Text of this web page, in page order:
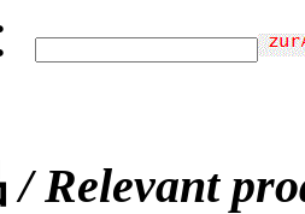
/ Relevant